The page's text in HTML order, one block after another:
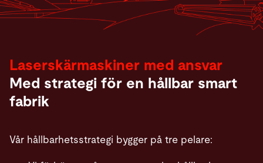
Laserskärmaskiner med ansvar
Med strategi för en hållbar smart
fabrik
Vår hållbarhetsstrategi bygger på tre pelare: